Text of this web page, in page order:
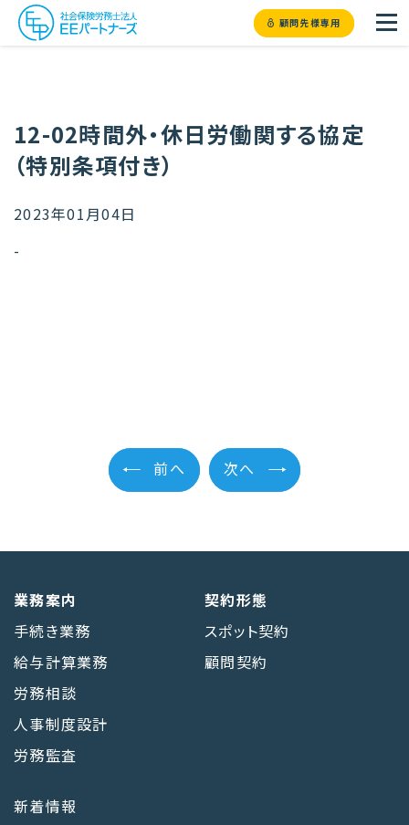
顧問先様専用
12-02時間外・休日労働関する協定
（特別条項付き）
2023年01月04日
-
前へ 次へ
業務案内
手続き業務
給与計算業務
労務相談
人事制度設計
労務監査
契約形態
スポット契約
顧問契約
新着情報